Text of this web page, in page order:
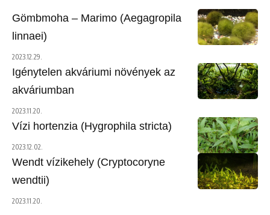
Gömbmoha – Marimo (Aegagropila
linnaei)
2023.12.29.
Igénytelen akváriumi növények az
akváriumban
2023.11.20.
Vízi hortenzia (Hygrophila stricta)
2023.12.02.
Wendt vízikehely (Cryptocoryne
wendtii)
2023.11.20.